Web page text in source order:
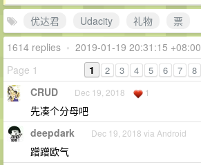
优达君
Udacity 礼物
️票
1614 replies • 2019-01-19 20:31:15 +08:00
Page 1
1 2 3 4 5 6 7 8
CRUD Dec 19, 2018 1
先凑个分母吧
deepdark Dec 19, 2018 via Android
蹭蹭欧气